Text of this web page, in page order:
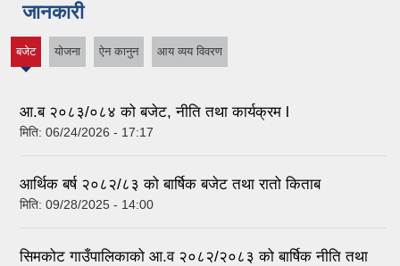
जानकारी
बजेट योजना ऐन कानुन आय व्यय विवरण
आ.ब २०८३/०८४ को बजेट, नीति तथा कार्यक्रम l
मिति: 06/24/2026 - 17:17
आर्थिक बर्ष २०८२/८३ को बार्षिक बजेट तथा रातो किताब
मिति: 09/28/2025 - 14:00
सिमकोट गाउँपालिकाको आ.व २०८२/२०८३ को बार्षिक नीति तथा